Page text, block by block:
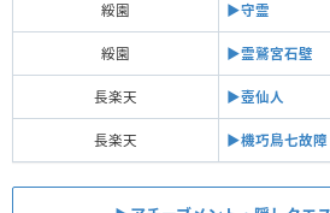
綏園 ▶︎守霊
綏園 ▶︎霊鷲宮石壁
長楽天 ▶︎壺仙人
長楽天 ▶︎機巧鳥七故障